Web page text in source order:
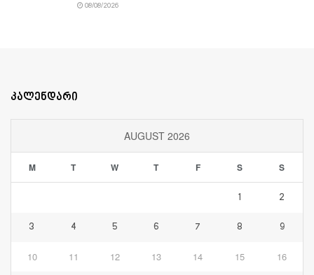
08/08/2026
კალენდარი
AUGUST 2026
M T W T F S S
1 2
3 4 5 6 7 8 9
10 11 12 13 14 15 16